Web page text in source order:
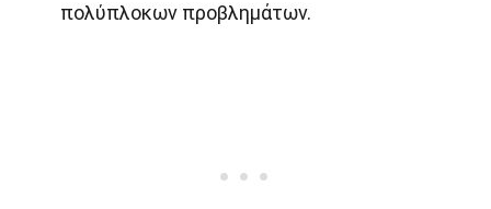
πολύπλοκων προβλημάτων.